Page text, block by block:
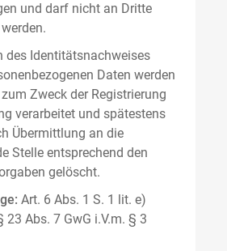
und darf nicht an Dritte
des Identitätsnachweises
Daten werden
Zweck der Registrierung
verarbeitet und spätestens
Übermittlung an die
Stelle entsprechend den
gelöscht.
Art. 6 Abs. 1 S. 1 lit. e)
23 Abs. 7 GwG i.V.m. § 3